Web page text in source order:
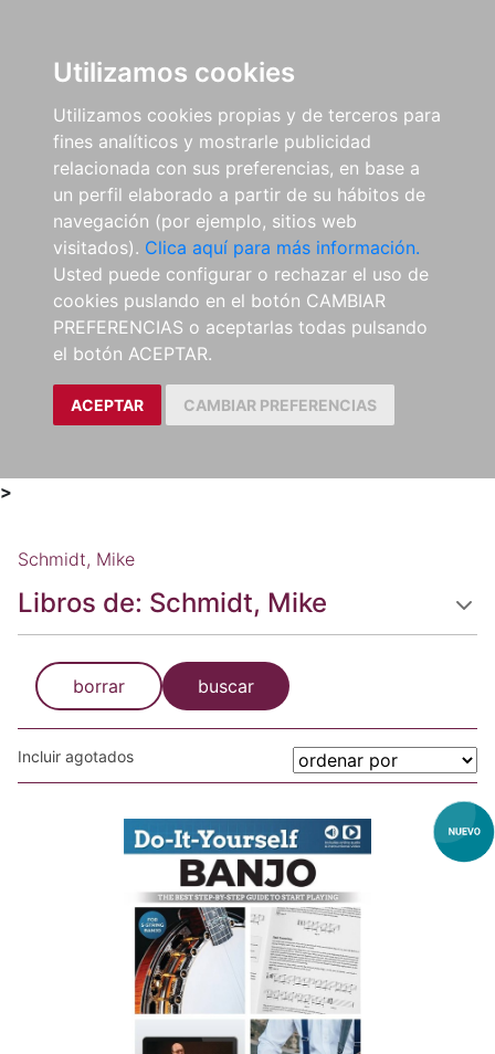
Utilizamos cookies
Utilizamos cookies propias y de terceros para
fines analíticos y mostrarle publicidad
relacionada con sus preferencias, en base a
un perfil elaborado a partir de su hábitos de
navegación (por ejemplo, sitios web
visitados). Clica aquí para más información.
Usted puede configurar o rechazar el uso de
cookies puslando en el botón CAMBIAR
PREFERENCIAS o aceptarlas todas pulsando
el botón ACEPTAR.
ACEPTAR CAMBIAR PREFERENCIAS
>
Schmidt, Mike
Libros de: Schmidt, Mike
borrar buscar
Incluir agotados